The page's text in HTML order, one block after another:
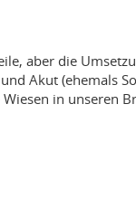
aber die
Akut (ehemals
in unseren